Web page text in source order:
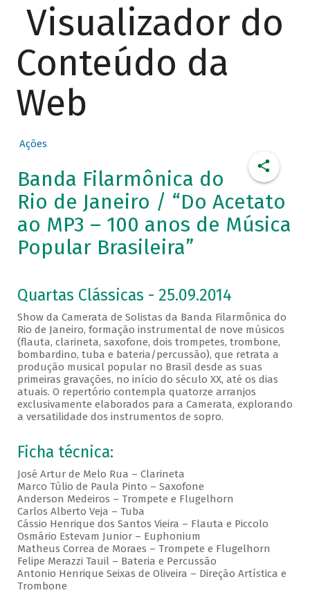
Visualizador do
Conteúdo da
Web
Ações
Banda Filarmônica do
Rio de Janeiro / “Do Acetato
ao MP3 – 100 anos de Música
Popular Brasileira”
Quartas Clássicas - 25.09.2014
Show da Camerata de Solistas da Banda Filarmônica do
Rio de Janeiro, formação instrumental de nove músicos
(flauta, clarineta, saxofone, dois trompetes, trombone,
bombardino, tuba e bateria/percussão), que retrata a
produção musical popular no Brasil desde as suas
primeiras gravações, no início do século XX, até os dias
atuais. O repertório contempla quatorze arranjos
exclusivamente elaborados para a Camerata, explorando
a versatilidade dos instrumentos de sopro.
Ficha técnica:
José Artur de Melo Rua – Clarineta
Marco Túlio de Paula Pinto – Saxofone
Anderson Medeiros – Trompete e Flugelhorn
Carlos Alberto Veja – Tuba
Cássio Henrique dos Santos Vieira – Flauta e Piccolo
Osmário Estevam Junior – Euphonium
Matheus Correa de Moraes – Trompete e Flugelhorn
Felipe Merazzi Tauil – Bateria e Percussão
Antonio Henrique Seixas de Oliveira – Direção Artística e
Trombone